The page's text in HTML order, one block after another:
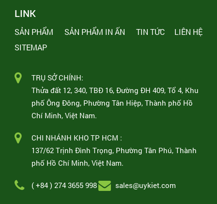
LINK
SẢN PHẨM SẢN PHẨM IN ẤN TIN TỨC
LIÊN HỆ
SITEMAP
TRỤ SỞ CHÍNH:
Thửa đất 12, 340, TBĐ 16, Đường ĐH 409, Tổ 4, Khu
phố Ông Đông, Phường Tân Hiệp, Thành phố Hồ
Chí Minh, Việt Nam.
CHI NHÁNH KHO TP HCM :
137/62 Trịnh Đình Trọng, Phường Tân Phú, Thành
phố Hồ Chí Minh, Việt Nam.
( +84 ) 274 3655 998 sales@uykiet.com